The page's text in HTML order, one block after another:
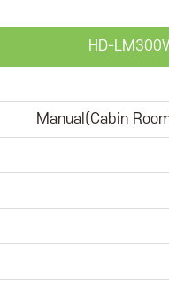
HD-
Manual(Cabin